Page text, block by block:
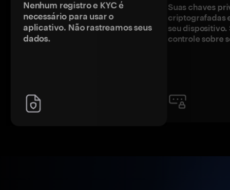
Nenhum registro e KYC é
necessário para usar o
aplicativo. Não rastreamos seus
dados.
Suas chaves
criptografadas
seu dispositivo.
controle sobre